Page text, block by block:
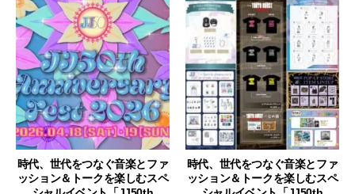
時代、世代をつなぐ音楽とファ
ッション＆トークを楽しむスペ
時代、世代をつなぐ音楽とファ
ッション＆トークを楽しむスペ